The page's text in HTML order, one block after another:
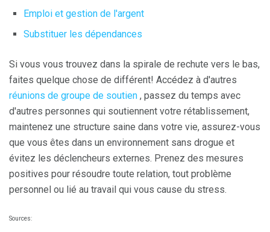
Emploi et gestion de l'argent
Substituer les dépendances
Si vous vous trouvez dans la spirale de rechute vers le bas,
faites quelque chose de différent! Accédez à d'autres
réunions de groupe de soutien , passez du temps avec
d'autres personnes qui soutiennent votre rétablissement,
maintenez une structure saine dans votre vie, assurez-vous
que vous êtes dans un environnement sans drogue et
évitez les déclencheurs externes. Prenez des mesures
positives pour résoudre toute relation, tout problème
personnel ou lié au travail qui vous cause du stress.
Sources: